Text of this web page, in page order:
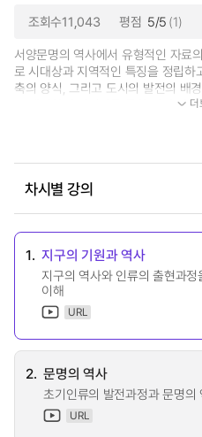
조회수11,043 평점 5/5 (1)
서양문명의 역사에서 유형적인 자료
로 시대상과 지역적인 특징을 정립
축의 양식, 그리고 도시의 발전의 배
로 제시하여 이미지를 통한 연상 작...
더
차시별 강의
1. 지구의 기원과 역사
지구의 역사와 인류의 출현과
이해
URL
2. 문명의 역사
초기인류의 발전과정과 문명의
URL